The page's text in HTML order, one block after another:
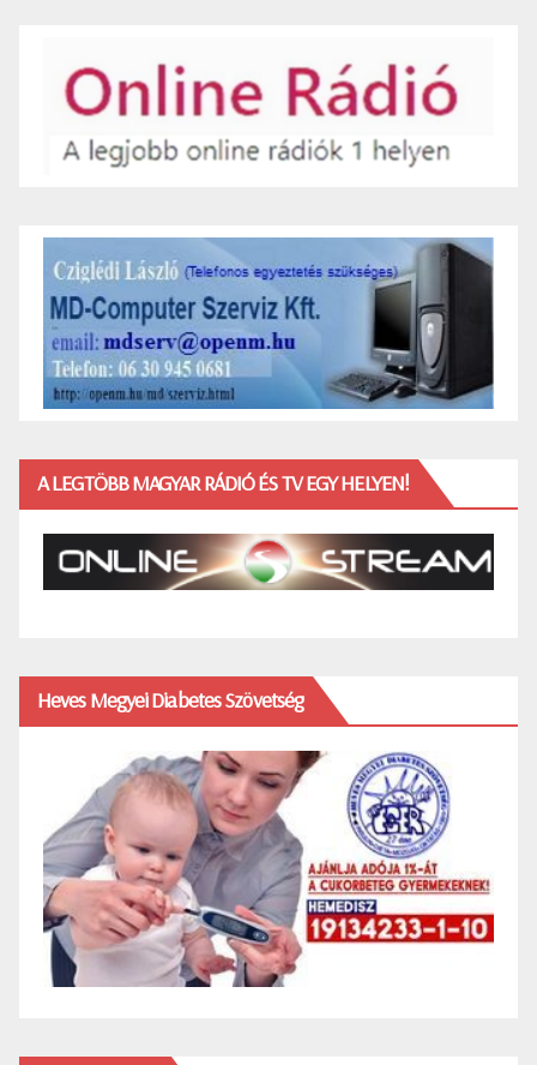
A LEGTÖBB MAGYAR RÁDIÓ ÉS TV EGY HELYEN!
Heves Megyei Diabetes Szövetség